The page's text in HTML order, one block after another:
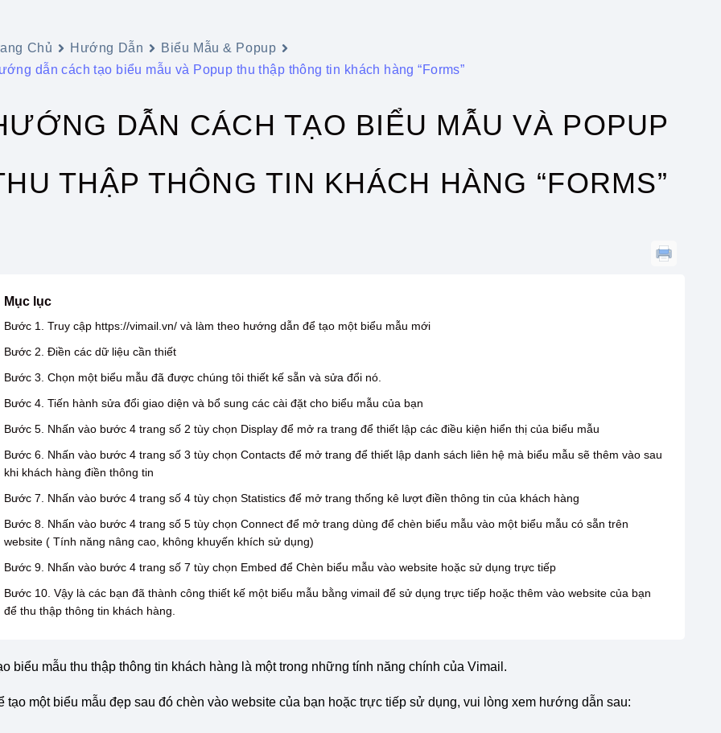
Chủ Hướng Dẫn
Biểu Mẫu & Popup
dẫn cách tạo biểu mẫu và Popup thu thập thông tin khách hàng “Forms”
DẪN CÁCH TẠO BIỂU MẪU VÀ POPUP
THẬP THÔNG TIN KHÁCH HÀNG “FORMS”
Mục lục
Bước 1. Truy cập https://vimail.vn/ và làm theo hướng dẫn để tạo một biểu mẫu mới
Bước 2. Điền các dữ liệu cần thiết
Bước 3. Chọn một biểu mẫu đã được chúng tôi thiết kế sẵn và sửa đổi nó.
Bước 4. Tiến hành sửa đổi giao diện và bổ sung các cài đặt cho biểu mẫu của bạn
Bước 5. Nhấn vào bước 4 trang số 2 tùy chọn Display để mở ra trang để thiết lập các điều kiện hiển thị của biểu mẫu
Bước 6. Nhấn vào bước 4 trang số 3 tùy chọn Contacts để mở trang để thiết lập danh sách liên hệ mà biểu mẫu sẽ thêm vào sau
khi khách hàng điền thông tin
Bước 7. Nhấn vào bước 4 trang số 4 tùy chọn Statistics để mở trang thống kê lượt điền thông tin của khách hàng
Bước 8. Nhấn vào bước 4 trang số 5 tùy chọn Connect để mở trang dùng để chèn biểu mẫu vào một biểu mẫu có sẵn trên
website ( Tính năng nâng cao, không khuyến khích sử dụng)
Bước 9. Nhấn vào bước 4 trang số 7 tùy chọn Embed để Chèn biểu mẫu vào website hoặc sử dụng trực tiếp
Bước 10. Vậy là các bạn đã thành công thiết kế một biểu mẫu bằng vimail để sử dụng trực tiếp hoặc thêm vào website của bạn
để thu thập thông tin khách hàng.
biểu mẫu thu thập thông tin khách hàng là một trong những tính năng chính của Vimail.
tạo một biểu mẫu đẹp sau đó chèn vào website của bạn hoặc trực tiếp sử dụng, vui lòng xem hướng dẫn sau: